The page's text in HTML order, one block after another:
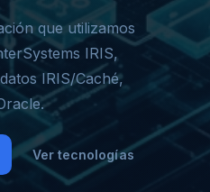
que utilizamos
IRIS,
IRIS/Caché,
Ver tecnologías